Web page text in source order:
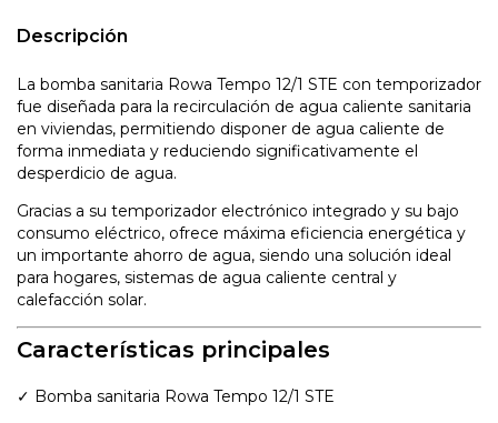
Descripción
La bomba sanitaria Rowa Tempo 12/1 STE con temporizador
fue diseñada para la recirculación de agua caliente sanitaria
en viviendas, permitiendo disponer de agua caliente de
forma inmediata y reduciendo significativamente el
desperdicio de agua.
Gracias a su temporizador electrónico integrado y su bajo
consumo eléctrico, ofrece máxima eficiencia energética y
un importante ahorro de agua, siendo una solución ideal
para hogares, sistemas de agua caliente central y
calefacción solar.
Características principales
✓ Bomba sanitaria Rowa Tempo 12/1 STE